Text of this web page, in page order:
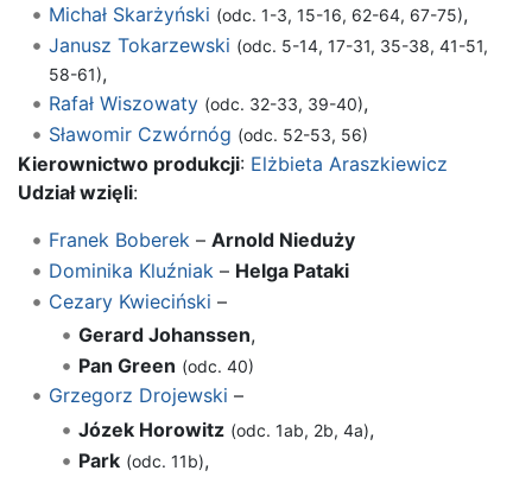
Michał Skarżyński (odc. 1-3, 15-16, 62-64, 67-75),
Janusz Tokarzewski (odc. 5-14, 17-31, 35-38, 41-51,
58-61),
Rafał Wiszowaty (odc. 32-33, 39-40),
Sławomir Czwórnóg (odc. 52-53, 56)
Kierownictwo produkcji: Elżbieta Araszkiewicz
Udział wzięli:
Franek Boberek– Arnold Nieduży
Dominika Kluźniak – Helga Pataki
Cezary Kwieciński –
Gerard Johanssen,
Pan Green (odc. 40)
Grzegorz Drojewski –
Józek Horowitz (odc. 1ab, 2b, 4a),
Park (odc. 11b),